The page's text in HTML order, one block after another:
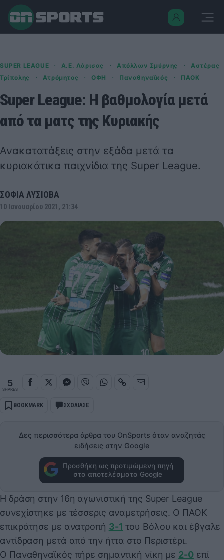
SUPER LEAGUE · Α.Ε. Λάρισας · Απόλλων Σμύρνης ·
Αστέρας
Τρίπολης
· Ατρόμητος · ΟΦΗ · Παναθηναϊκός · ΠΑΟΚ
Super League: Η βαθμολογία μετά
από τα ματς της Κυριακής
Ανακατατάξεις στην εξάδα μετά τα
κυριακάτικα παιχνίδια της Super League.
ΣΟΦΙΑ ΛΥΣΙΟΒΑ
10 Ιανουαρίου 2021, 21:34
5
SHARES
BOOKMARK ΣΧΟΛΙΑΣΕ
Δες περισσότερα άρθρα του OnSports όταν αναζητάς
ειδήσεις στην Google
Προσθήκη ως προτιμώμενη πηγή
στα αποτελέσματα Google
Η δράση στην 16η αγωνιστική της Super League
συνεχίστηκε με τέσσερις αναμετρήσεις. Ο ΠΑΟΚ
επικράτησε με ανατροπή 3-1 του Βόλου και έβγαλε
αντίδραση μετά από την ήττα στο Περιστέρι.
Ο Παναθηναϊκός πήρε σημαντική νίκη με 2-0επί